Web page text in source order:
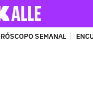
SEMANAL